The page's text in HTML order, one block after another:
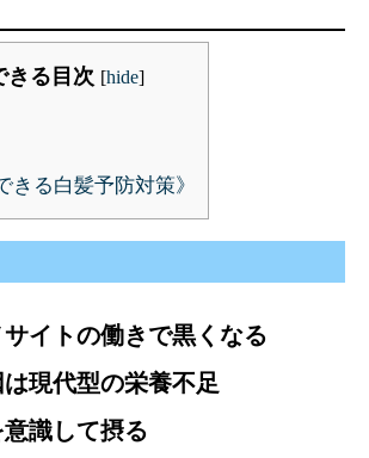
きる目次 [hide]
きる白髪予防対策》
イトの働きで黒くなる
現代型の栄養不足
識して摂る